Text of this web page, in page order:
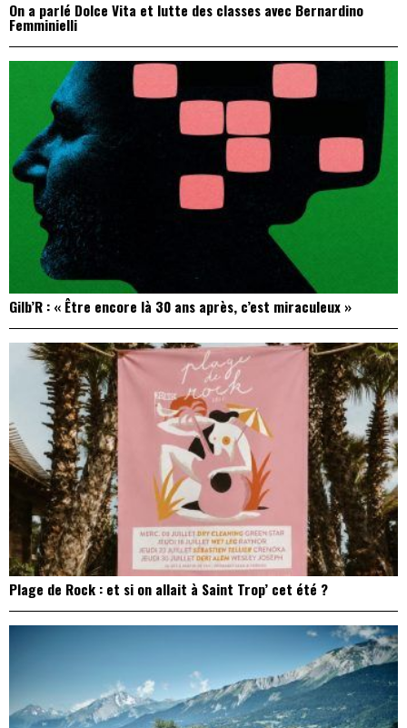
On a parlé Dolce Vita et lutte des classes avec Bernardino
Femminielli
Gilb’R : « Être encore là 30 ans après, c’est miraculeux »
Plage de Rock : et si on allait à Saint Trop’ cet été ?